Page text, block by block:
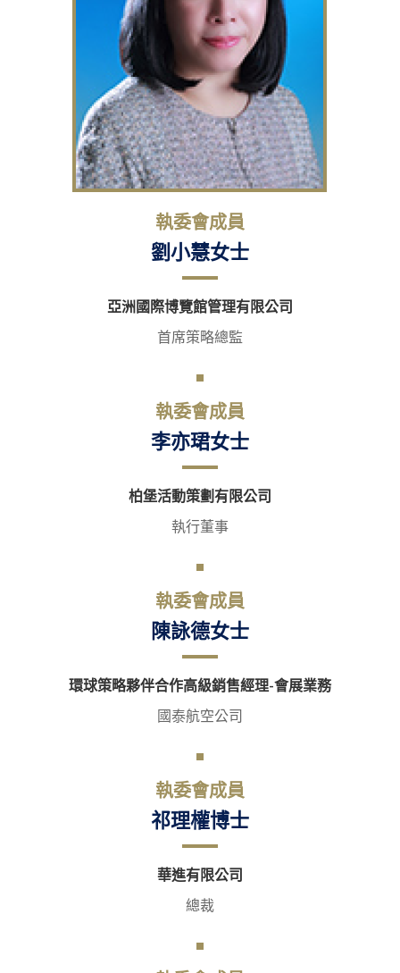
執委會成員
劉小慧女士
亞洲國際博覽館管理有限公司
首席策略總監
執委會成員
李亦珺女士
柏堡活動策劃有限公司
執行董事
執委會成員
陳詠德女士
環球策略夥伴合作高級銷售經理-會展業務
國泰航空公司
執委會成員
祁理權博士
華進有限公司
總裁